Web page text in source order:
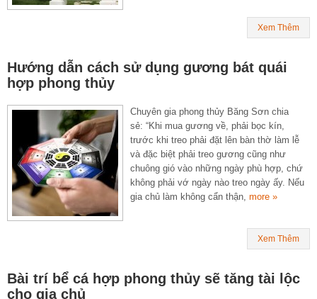
Xem Thêm
Hướng dẫn cách sử dụng gương bát quái
hợp phong thủy
Chuyên gia phong thủy Băng Sơn chia
sẻ: “Khi mua gương về, phải bọc kín,
trước khi treo phải đặt lên bàn thờ làm lễ
và đặc biệt phải treo gương cũng như
chuông gió vào những ngày phù hợp, chứ
không phải vớ ngày nào treo ngày ấy. Nếu
gia chủ làm không cẩn thận, more »
Xem Thêm
Bài trí bể cá hợp phong thủy sẽ tăng tài lộc
cho gia chủ